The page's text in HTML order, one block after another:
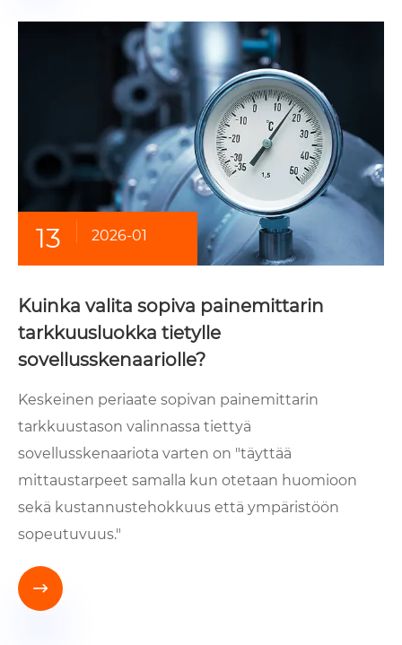
13 2026-01
Kuinka valita sopiva painemittarin
tarkkuusluokka tietylle
sovellusskenaariolle?
Keskeinen periaate sopivan painemittarin
tarkkuustason valinnassa tiettyä
sovellusskenaariota varten on "täyttää
mittaustarpeet samalla kun otetaan huomioon
sekä kustannustehokkuus että ympäristöön
sopeutuvuus."
